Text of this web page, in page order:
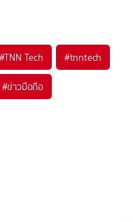
#TNN Tech #tnntech
#ข่าวมือถือ